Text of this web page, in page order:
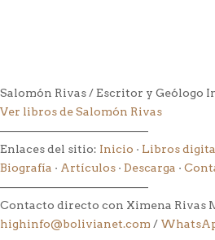
Salomón Rivas / Escritor y Geólogo
Ver libros de Salomón Rivas
––––––––––––––––––––––––––
Enlaces del sitio: Inicio · Libros
Biografía · Artículos · Descarga ·
––––––––––––––––––––––––––
Contacto directo con Ximena Rivas
highinfo@bolivianet.com /